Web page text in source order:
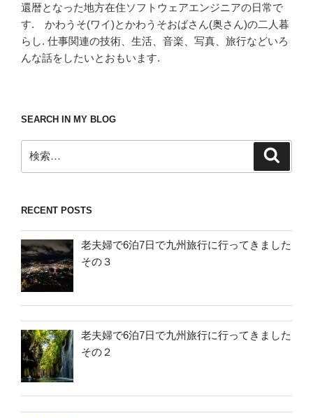
還暦となった地方在住ソフトウェアエンジニアの日常で
す. かわうそ(ワイ)とかわうそおばさん(奥さん)の二人暮
らし. 仕事関連の技術、生活、音楽、写真、旅行などいろ
んな話をしたいとおもいます.
SEARCH IN MY BLOG
索:
RECENT POSTS
老夫婦で6泊7日で九州旅行に行ってきました
その３
老夫婦で6泊7日で九州旅行に行ってきました
その２